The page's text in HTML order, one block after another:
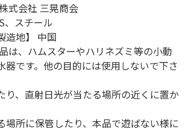
式会社 三晃商会
、スチール
造地】 中国
は、ハムスターやハリネズミ等の小動
器です。他の目的には使用しないで下さ
り、直射日光が当たる場所の近くに置か
場所に保管したり、本品で遊ばない様に